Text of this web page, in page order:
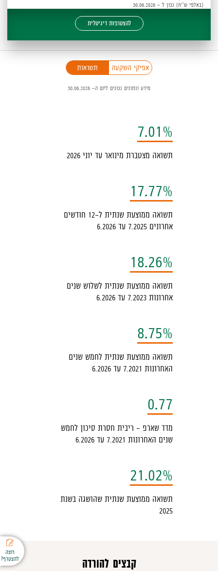
רוצה
להצטרף?
(באלפי ש''ח) נכון ל - 30.06.2026
להצטרפות דיגיטלית
אפיקי השקעה תשואות
מידע ונתונים נכונים ליום ה- 30.06.2026
7.01%
תשואה מצטברת מינואר עד יוני 2026
17.77%
תשואה ממוצעת שנתית ל-12 חודשים
אחרונים 7.2025 עד 6.2026
18.26%
תשואה ממוצעת שנתית לשלוש שנים
אחרונות 7.2023 עד 6.2026
8.75%
תשואה ממוצעת שנתית לחמש שנים
האחרונות 7.2021 עד 6.2026
0.77
מדד שארפ - ריבית חסרת סיכון לחמש
שנים האחרונות 7.2021 עד 6.2026
21.02%
תשואה ממוצעת שנתית שהושגה בשנת
2025
קבצים להורדה